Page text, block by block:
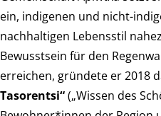
ein, indigenen und nicht-
nachhaltigen Lebensstil
Bewusstsein für den
erreichen, gründete er 2018
Tasorentsi“(„Wissen des